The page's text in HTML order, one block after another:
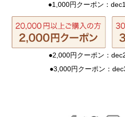
●1,000円クーポン：
●2,000円クーポン：
●3,000円クーポン：